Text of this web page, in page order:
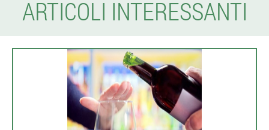
ARTICOLI INTERESSANTI